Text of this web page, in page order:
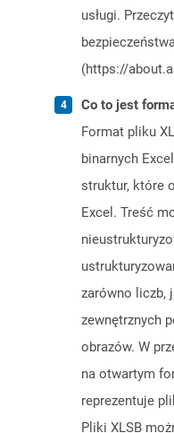
usługi.
(https://
Co to jest
Format pliku
binarnych
struktur, które
Excel. Treść
zarówno liczb,
zewnętrznych
obrazów. W
na otwartym
reprezentuje
Pliki XLSB